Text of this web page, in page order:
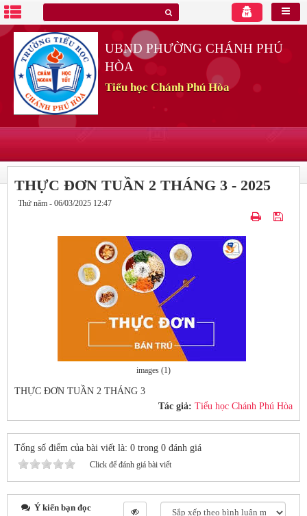
UBND PHƯỜNG CHÁNH PHÚ
HÒA
Tiểu học Chánh Phú Hòa
THỰC ĐƠN TUẦN 2 THÁNG 3 - 2025
Thứ năm - 06/03/2025 12:47
images (1)
THỰC ĐƠN TUẦN 2 THÁNG 3
Tác giả: Tiểu học Chánh Phú Hòa
Tổng số điểm của bài viết là: 0 trong 0 đánh giá
Click để đánh giá bài viết
Ý kiến bạn đọc